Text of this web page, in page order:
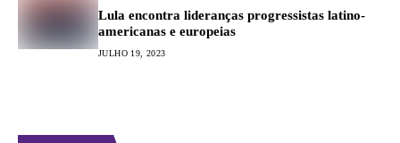
Lula encontra lideranças progressistas latino-
americanas e europeias
JULHO 19, 2023